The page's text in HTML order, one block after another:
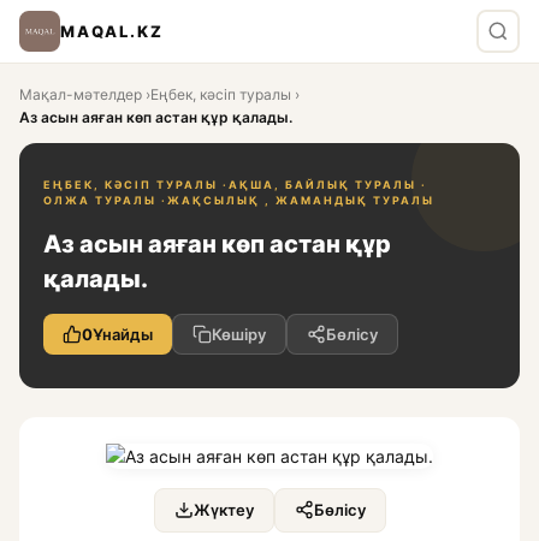
MAQAL.KZ
Мақал-мәтелдер ›Еңбек, кәсіп туралы ›
Аз асын аяған көп астан құр қалады.
ЕҢБЕК, КӘСІП ТУРАЛЫ · АҚША, БАЙЛЫҚ ТУРАЛЫ ·
ОЛЖА ТУРАЛЫ · ЖАҚСЫЛЫҚ , ЖАМАНДЫҚ ТУРАЛЫ
Аз асын аяған көп астан құр
қалады.
0Ұнайды Көшіру Бөлісу
Жүктеу Бөлісу